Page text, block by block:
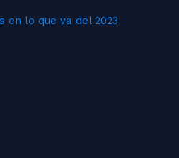
en lo que va del 2023